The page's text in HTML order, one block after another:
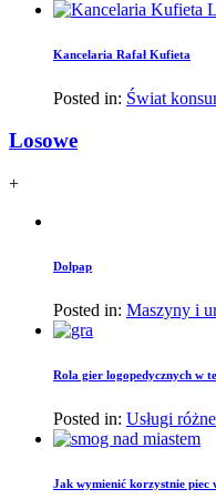
Kancelaria Rafał Kufieta
Posted in: Świat
Losowe
+
Dolpap
Posted in: Maszyny i
Rola gier logopedycznych w
Posted in: Usługi różne
Jak wymienić korzystnie piec